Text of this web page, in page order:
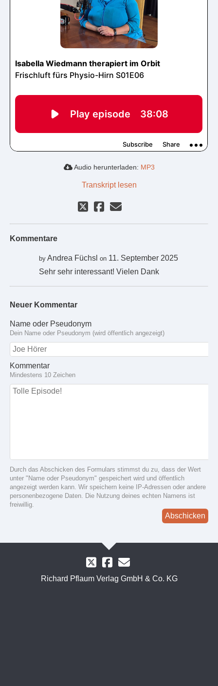
Audio herunterladen: MP3
Transkript lesen
Kommentare
by Andrea Füchsl on 11. September 2025
Sehr sehr interessant! Vielen Dank
Neuer Kommentar
Name oder Pseudonym
Dein Name oder Pseudonym (wird öffentlich angezeigt)
Kommentar
Mindestens 10 Zeichen
Durch das Abschicken des Formulars stimmst du zu, dass der Wert
unter "Name oder Pseudonym" gespeichert wird und öffentlich
angezeigt werden kann. Wir speichern keine IP-Adressen oder andere
personenbezogene Daten. Die Nutzung deines echten Namens ist
freiwillig.
Abschicken
Richard Pflaum Verlag GmbH & Co. KG